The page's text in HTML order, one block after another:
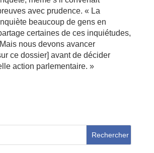
avec prudence. « La
beaucoup de gens en
certaines de ces inquiétudes,
nous devons avancer
ce dossier] avant de décider
action parlementaire. »